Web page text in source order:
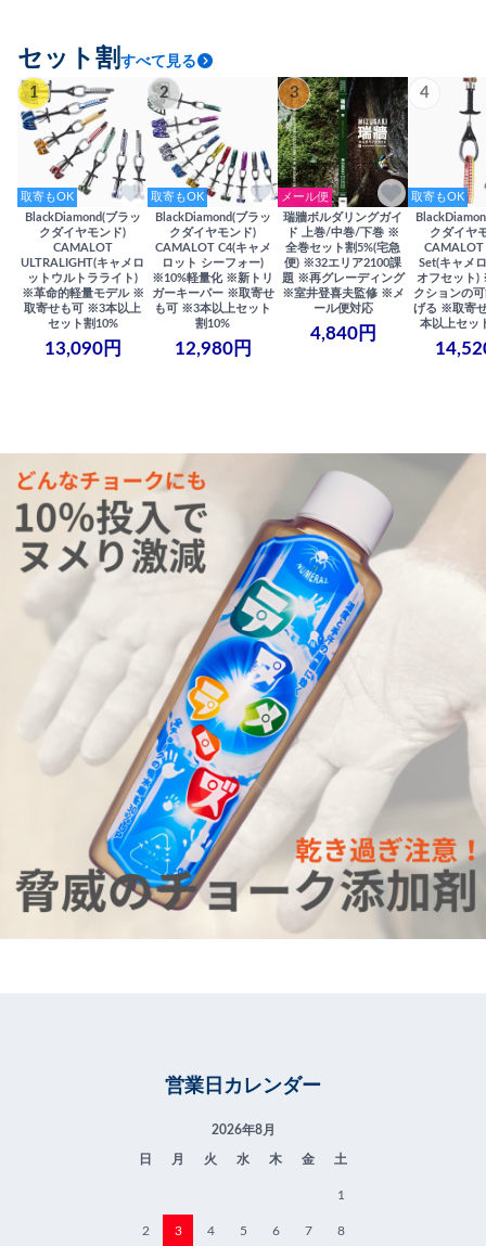
セット割 すべて見る
1
取寄もOK
BlackDiamond(ブラッ
クダイヤモンド)
CAMALOT
ULTRALIGHT(キャメロ
ットウルトラライト)
※革命的軽量モデル ※
取寄せも可 ※3本以上
セット割10%
13,090円
2
取寄もOK
BlackDiamond(ブラッ
クダイヤモンド)
CAMALOT C4(キャメ
ロット シーフォー)
※10%軽量化 ※新トリ
ガーキーパー ※取寄せ
も可 ※3本以上セット
割10%
12,980円
3
メール便
瑞牆ボルダリングガイ
ド 上巻/中巻/下巻 ※
全巻セット割5%(宅急
便) ※32エリア2100課
題 ※再グレーディング
※室井登喜夫監修 ※メ
ール便対応
4,840円
4
取寄もOK
クダイヤ
Set(キャメ
オフセット)
クションの
げる ※取寄
本以上セッ
営業日カレンダー
2026年8月
日 月 火 水 木 金 土
1
2 3 4 5 6 7 8